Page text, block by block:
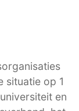
situatie op 1
en